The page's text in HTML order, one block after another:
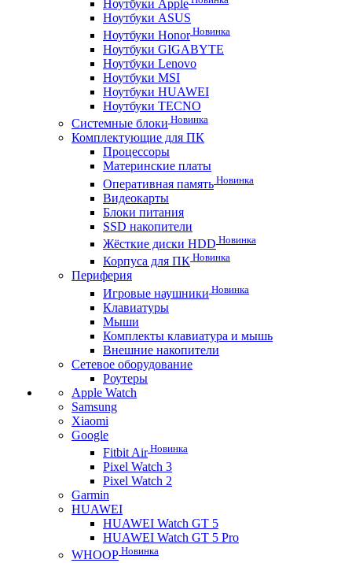
Ноутбуки Apple
Ноутбуки ASUS
Ноутбуки HonorНовинка
Ноутбуки GIGABYTE
Ноутбуки Lenovo
Ноутбуки MSI
Ноутбуки HUAWEI
Ноутбуки TECNO
Системные блоки Новинка
Комплектующие для ПК
Процессоры
Материнские платы
Оперативная память Новинка
Видеокарты
Блоки питания
SSD накопители
Жёсткие диски HDD Новинка
Корпуса для ПК Новинка
Периферия
Игровые наушники Новинка
Клавиатуры
Мыши
Комплекты клавиатура и мышь
Внешние накопители
Сетевое оборудование
Роутеры
Apple Watch
Samsung
Xiaomi
Google
Fitbit AirНовинка
Pixel Watch 3
Pixel Watch 2
Garmin
HUAWEI
HUAWEI Watch GT 5
HUAWEI Watch GT 5 Pro
WHOOP Новинка